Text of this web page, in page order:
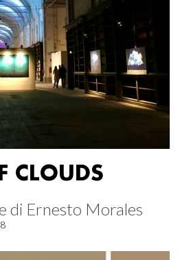
CLOUDS
di Ernesto Morales